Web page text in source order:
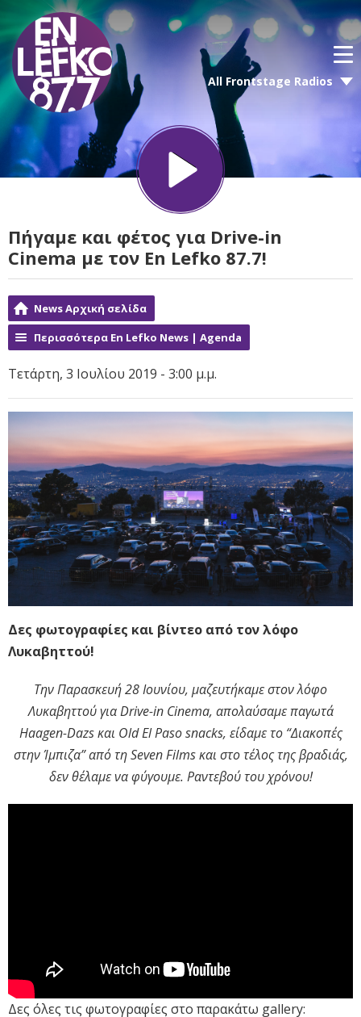
All Frontstage Radios
Πήγαμε και φέτος για Drive-in
Cinema με τον En Lefko 87.7!
News Αρχική σελίδα
Περισσότερα En Lefko News | Agenda
Τετάρτη, 3 Ιουλίου 2019 - 3:00 μ.μ.
Δες φωτογραφίες και βίντεο από τον λόφο
Λυκαβηττού!
Την Παρασκευή 28 Ιουνίου, μαζευτήκαμε στον λόφο
Λυκαβηττού για Drive-in Cinema, απολαύσαμε παγωτά
Haagen-Dazs και Old El Paso snacks, είδαμε το “Διακοπές
στην Ίμπιζα” από τη Seven Films και στο τέλος της βραδιάς,
δεν θέλαμε να φύγουμε. Ραντεβού του χρόνου!
Δες όλες τις φωτογραφίες στο παρακάτω gallery: